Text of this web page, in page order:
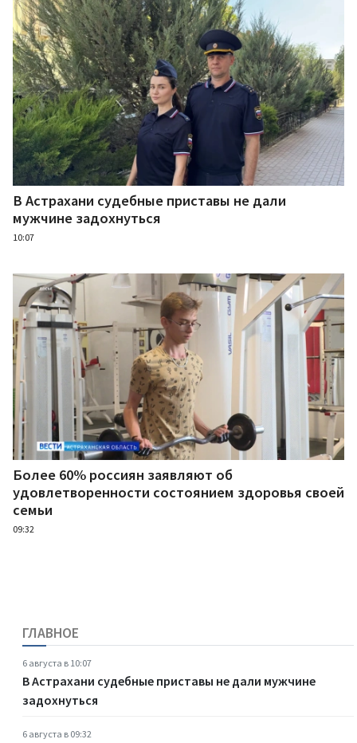
В Астрахани судебные приставы не дали
мужчине задохнуться
10:07
Более 60% россиян заявляют об
удовлетворенности состоянием здоровья своей
семьи
09:32
ГЛАВНОЕ
6 августа в 10:07
В Астрахани судебные приставы не дали мужчине
задохнуться
6 августа в 09:32